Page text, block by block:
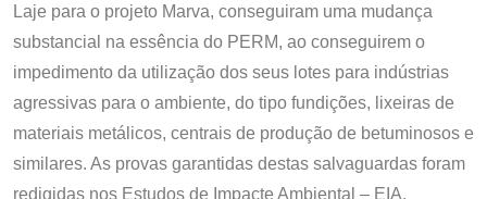
Laje para o projeto Marva, conseguiram uma mudança
substancial na essência do PERM, ao conseguirem o
impedimento da utilização dos seus lotes para indústrias
agressivas para o ambiente, do tipo fundições, lixeiras de
materiais metálicos, centrais de produção de betuminosos e
similares. As provas garantidas destas salvaguardas foram
redigidas nos Estudos de Impacte Ambiental – EIA,